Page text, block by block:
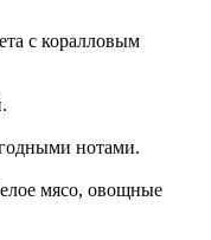
с коралловым
нотами.
мясо, овощные